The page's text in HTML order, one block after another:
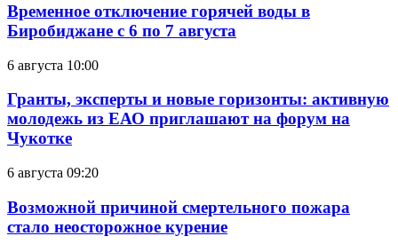
Временное отключение горячей воды в
Биробиджане с 6 по 7 августа
6 августа 10:00
Гранты, эксперты и новые горизонты: активную
молодежь из ЕАО приглашают на форум на
Чукотке
6 августа 09:20
Возможной причиной смертельного пожара
стало неосторожное курение